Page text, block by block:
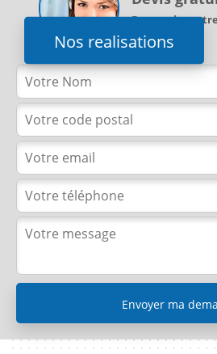
Nos realisations
Demandez